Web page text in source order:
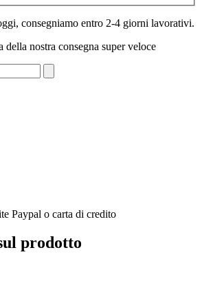
consegniamo entro 2-4 giorni lavorativi.
nostra consegna super veloce
Paypal o carta di credito
prodotto